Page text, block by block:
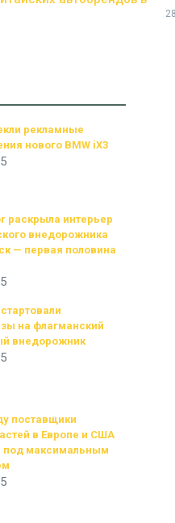
рекламные
нового BMW iX3
раскрыла интерьер
внедорожника
— первая половина
на флагманский
внедорожник
поставщики
в Европе и США
под максимальным